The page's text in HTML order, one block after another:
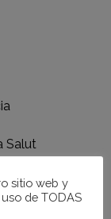
Salut
sitio web y
de TODAS